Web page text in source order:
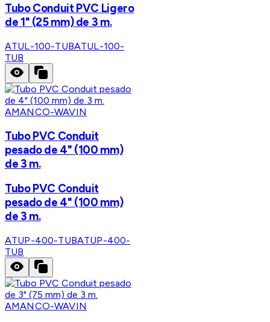
Tubo Conduit PVC Ligero
de 1" (25 mm) de 3 m.
ATUL-100-TUBATUL-100-
TUB
AMANCO-WAVIN
Tubo PVC Conduit
pesado de 4" (100 mm)
de 3 m.
Tubo PVC Conduit
pesado de 4" (100 mm)
de 3 m.
ATUP-400-TUBATUP-400-
TUB
AMANCO-WAVIN